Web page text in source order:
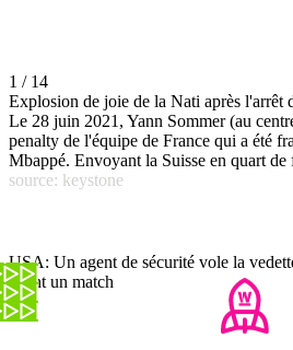
1 / 14
Explosion de joie de la Nati après l'arrêt
Le 28 juin 2021, Yann Sommer (au
penalty de l'équipe de France qui a été
Mbappé. Envoyant la Suisse en quart de
source: keystone
USA: Un agent de sécurité vole la
avant un match